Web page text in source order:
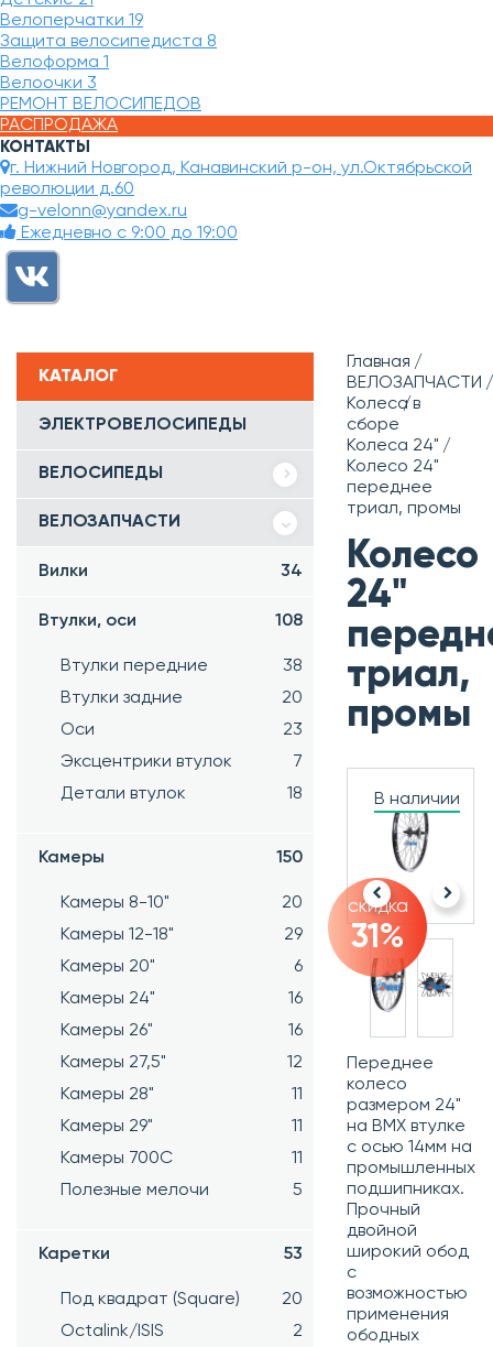
Велоперчатки 19
Защита велосипедиста 8
Велоформа 1
Велоочки 3
РЕМОНТ ВЕЛОСИПЕДОВ
РАСПРОДАЖА
КОНТАКТЫ
г. Нижний Новгород, Канавинский р-он, ул.Октябрьской
революции д.60
g-velonn@yandex.ru
Ежедневно с 9:00 до 19:00
КАТАЛОГ
ЭЛЕКТРОВЕЛОСИПЕДЫ
ВЕЛОСИПЕДЫ
ВЕЛОЗАПЧАСТИ
Вилки 34
Втулки, оси 108
Втулки передние
38
Втулки задние
20
Оси
23
Эксцентрики втулок
7
Детали втулок
18
Камеры 150
Камеры 8-10"
20
Камеры 12-18"
29
Камеры 20"
6
Камеры 24"
16
Камеры 26"
16
Камеры 27,5"
12
Камеры 28"
11
Камеры 29"
11
Камеры 700C
11
Полезные мелочи
5
Каретки 53
Под квадрат (Square)
20
Octalink/ISIS
2
Главная
ВЕЛОЗАПЧАСТИ
Колеса в
сборе
Колеса 24"
Колесо 24"
переднее
триал, промы
Колесо
24"
триал,
промы
В наличии
скидка
31%
Переднее
колесо
размером 24"
на BMX втулке
с осью 14мм на
промышленных
подшипниках.
Прочный
двойной
широкий обод
с
возможностью
применения
ободных